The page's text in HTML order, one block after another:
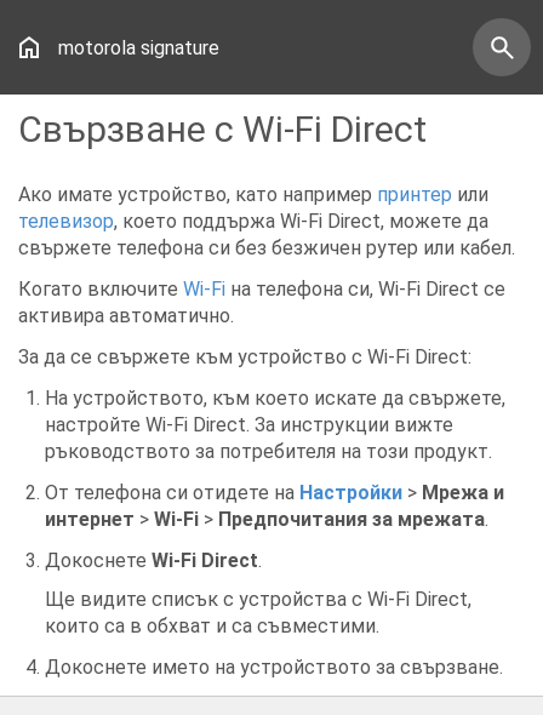
motorola signature
Свързване с Wi-Fi Direct
Ако имате устройство, като например принтер или
телевизор, което поддържа Wi-Fi Direct, можете да
свържете телефона си без безжичен рутер или кабел.
Когато включите Wi-Fi на телефона си, Wi-Fi Direct се
активира автоматично.
За да се свържете към устройство с Wi-Fi Direct:
На устройството, към което искате да свържете,
настройте Wi-Fi Direct. За инструкции вижте
ръководството за потребителя на този продукт.
От телефона си отидете на Настройки > Мрежа и
интернет > Wi‑Fi > Предпочитания за мрежата.
Докоснете Wi-Fi Direct.
Ще видите списък с устройства с Wi-Fi Direct,
които са в обхват и са съвместими.
Докоснете името на устройството за свързване.